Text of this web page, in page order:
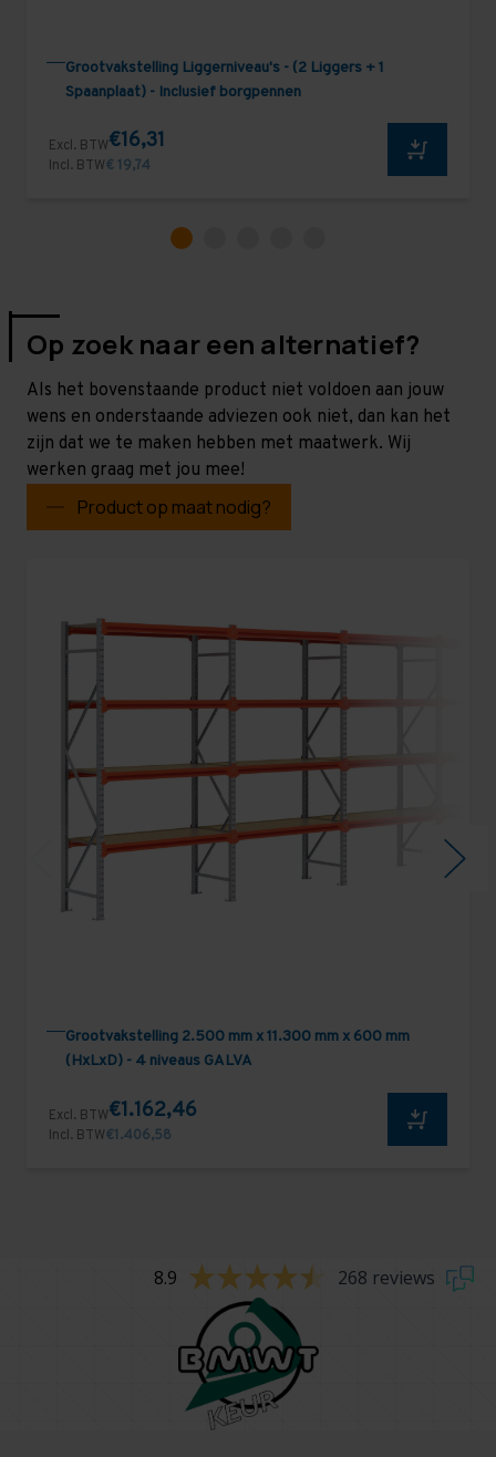
Grootvakstelling Liggerniveau's - (2 Liggers + 1
Spaanplaat) - Inclusief borgpennen
Excl. BTW€16,31
Incl. BTW€ 19,74
Op zoek naar een alternatief?
Als het bovenstaande product niet voldoen aan jouw
wens en onderstaande adviezen ook niet, dan kan het
zijn dat we te maken hebben met maatwerk. Wij
werken graag met jou mee!
Product op maat nodig?
Grootvakstelling 2.500 mm x 11.300 mm x 600 mm
(HxLxD) - 4 niveaus GALVA
Excl. BTW€1.162,46
Incl. BTW€1.406,58
8.9 268 reviews